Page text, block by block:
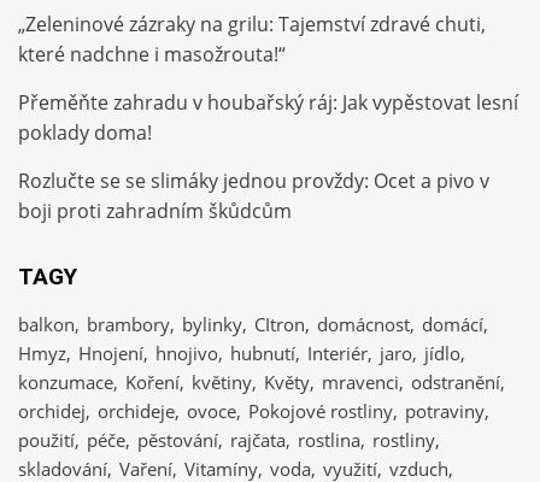
„Zeleninové zázraky na grilu: Tajemství zdravé chuti,
které nadchne i masožrouta!“
Přeměňte zahradu v houbařský ráj: Jak vypěstovat lesní
poklady doma!
Rozlučte se se slimáky jednou provždy: Ocet a pivo v
boji proti zahradním škůdcům
TAGY
balkon brambory bylinky CItron domácnost domácí
Hmyz Hnojení hnojivo hubnutí Interiér jaro jídlo
konzumace Koření květiny Květy mravenci odstranění
orchidej orchideje ovoce Pokojové rostliny potraviny
použití péče pěstování rajčata rostlina rostliny
skladování Vaření Vitamíny voda využití vzduch